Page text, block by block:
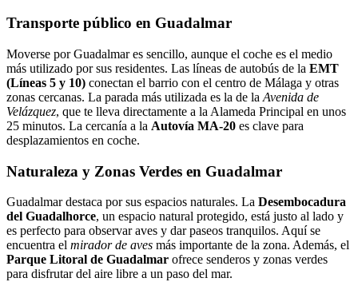
Transporte público en Guadalmar
Moverse por Guadalmar es sencillo, aunque el coche es el medio
más utilizado por sus residentes. Las líneas de autobús de la EMT
(Líneas 5 y 10) conectan el barrio con el centro de Málaga y otras
zonas cercanas. La parada más utilizada es la de la Avenida de
Velázquez, que te lleva directamente a la Alameda Principal en unos
25 minutos. La cercanía a la Autovía MA-20 es clave para
desplazamientos en coche.
Naturaleza y Zonas Verdes en Guadalmar
Guadalmar destaca por sus espacios naturales. La Desembocadura
del Guadalhorce, un espacio natural protegido, está justo al lado y
es perfecto para observar aves y dar paseos tranquilos. Aquí se
encuentra el mirador de aves más importante de la zona. Además, el
Parque Litoral de Guadalmar ofrece senderos y zonas verdes
para disfrutar del aire libre a un paso del mar.